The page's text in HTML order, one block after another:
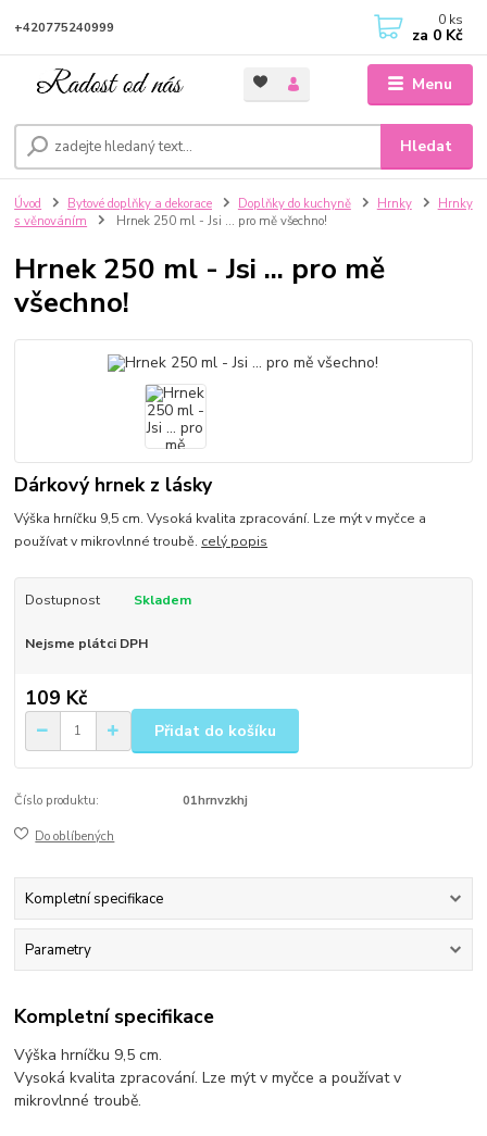
Menu
Hledat
+420775240999 0 ks
za 0 Kč
Úvod Bytové doplňky a dekorace Doplňky do kuchyně Hrnky
Hrnky
s věnováním
Hrnek 250 ml - Jsi ... pro mě všechno!
Hrnek 250 ml - Jsi ... pro mě
všechno!
Dárkový hrnek z lásky
Výška hrníčku 9,5 cm. Vysoká kvalita zpracování. Lze mýt v myčce a
používat v mikrovlnné troubě. celý popis
Dostupnost Skladem
Nejsme plátci DPH
109 Kč
Přidat do košíku
Číslo produktu: 01hrnvzkhj
Do oblíbených
Kompletní specifikace
Parametry
Kompletní specifikace
Výška hrníčku 9,5 cm.
Vysoká kvalita zpracování. Lze mýt v myčce a používat v
mikrovlnné troubě.